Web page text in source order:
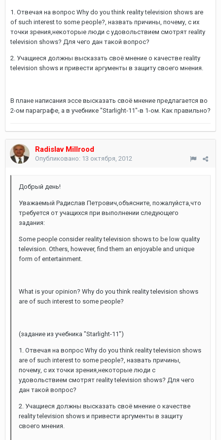
1. Отвечая на вопрос Why do you think reality television shows are
of such interest to some people?, назвать причины, почему, с их
точки зрения,некоторые люди с удовольствием смотрят reality
television shows? Для чего дан такой вопрос?
2. Учащиеся должны высказать своё мнение о качестве reality
television shows и привести аргументы в защиту своего мнения.
В плане написания эссе высказать своё мнение предлагается во
2-ом параграфе, а в учебнике "Starlight-11"-в 1-ом. Как правильно?
Radislav Millrood
Опубликовано: 13 октября, 2012
Добрый день!
Уважаемый Радислав Петрович,объясните, пожалуйста,что
требуется от учащихся при выполнении следующего
задания:
Some people consider reality television shows to be low quality
television. Others, however, find them an enjoyable and unique
form of entertainment.
What is your opinion? Why do you think reality television shows
are of such interest to some people?
(задание из учебника "Starlight-11")
1. Отвечая на вопрос Why do you think reality television shows
are of such interest to some people?, назвать причины,
почему, с их точки зрения,некоторые люди с
удовольствием смотрят reality television shows? Для чего
дан такой вопрос?
2. Учащиеся должны высказать своё мнение о качестве
reality television shows и привести аргументы в защиту
своего мнения.